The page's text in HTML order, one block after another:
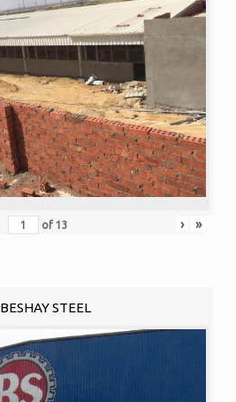
of 13 › »
BESHAY STEEL